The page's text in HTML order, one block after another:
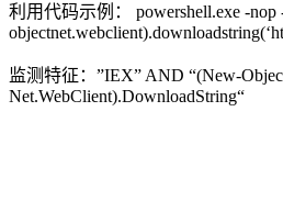
利用代码示例： powershell.exe -
监测特征：”IEX” AND “(New-
Net.WebClient).DownloadString“